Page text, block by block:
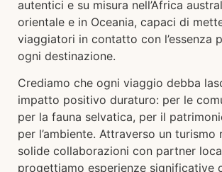
autentici e su misura nell’Africa
orientale e in Oceania, capaci di
viaggiatori in contatto con l’essenza
ogni destinazione.
Crediamo che ogni viaggio debba
impatto positivo duraturo: per le
per la fauna selvatica, per il
per l’ambiente. Attraverso un turismo
solide collaborazioni con partner
progettiamo esperienze significative